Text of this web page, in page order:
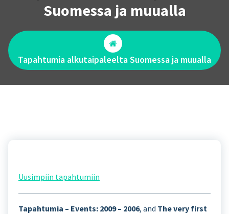
Suomessa ja muualla
Tapahtumia alkutaipaleelta Suomessa ja muualla
Uusimpiin tapahtumiin
Tapahtumia – Events: 2009 – 2006, and The very first